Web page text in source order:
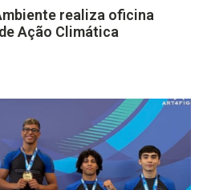
realiza oficina
Ação Climática